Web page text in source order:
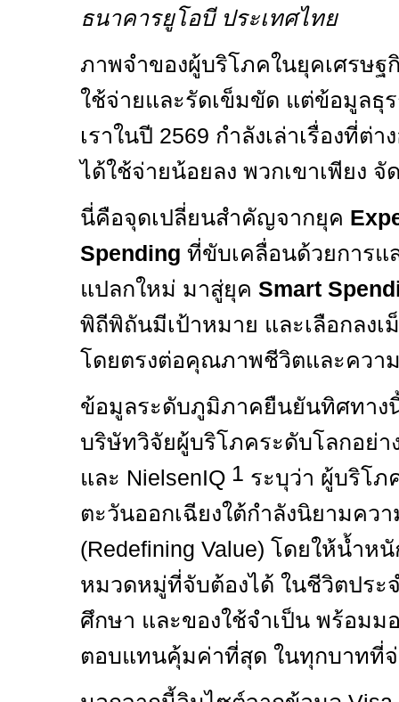
ธนาคารยูโอบี ประเทศไทย
ภาพจำของผู้บริโภคในยุคเศรษ
ใช้จ่ายและรัดเข็มขัด แต่ข้อมูลธุ
เราในปี 2569 กำลังเล่าเรื่องที่ต่
ได้ใช้จ่ายน้อยลง พวกเขาเพียง จั
นี่คือจุดเปลี่ยนสำคัญจากยุค
Spending ที่ขับเคลื่อนด้วยการแ
แปลกใหม่ มาสู่ยุค Smart
พิถีพิถันมีเป้าหมาย และเลือกลงเ
โดยตรงต่อคุณภาพชีวิตและควา
ข้อมูลระดับภูมิภาคยืนยันทิศทาง
บริษัทวิจัยผู้บริโภคระดับโลกอย่า
และ NielsenIQ 1 ระบุว่า ผู้บริโภ
ตะวันออกเฉียงใต้กำลังนิยามคว
(Redefining Value) โดยให้น้ำหนั
หมวดหมู่ที่จับต้องได้ ในชีวิตประ
ศึกษา และของใช้จำเป็น พร้อมม
ตอบแทนคุ้มค่าที่สุด ในทุกบาทที่